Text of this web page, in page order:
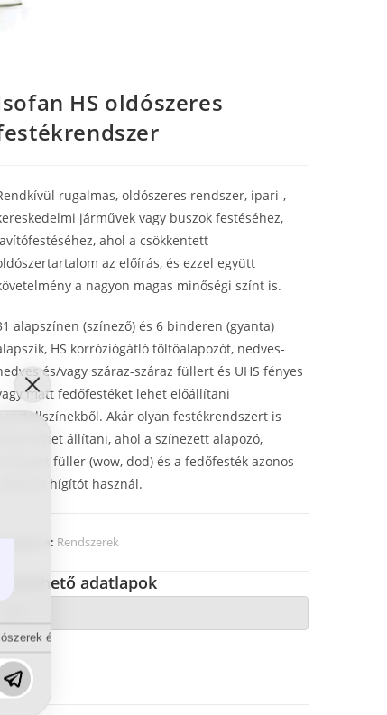
HS oldószeres
rugalmas, oldószeres rendszer, ipari-,
járművek vagy buszok festéséhez,
ahol a csökkentett
az előírás, és ezzel együtt
a nagyon magas minőségi színt is.
alapszínen (színező) és 6 binderen (gyanta)
HS korróziógátló töltőalapozót, nedves-
és/vagy száraz-száraz füllert és UHS fényes
matt fedőfestéket lehet előállítani
pasztellszínekből. Akár olyan festékrendszert is
össze lehet állítani, ahol a színezett alapozó,
színezett füller (wow, dod) és a fedőfesték azonos
edzőt és hígítót használ.
Rendszerek
Letölthető adatlapok
és diszpergálószerek terén?